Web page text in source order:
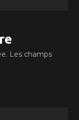
Les champs